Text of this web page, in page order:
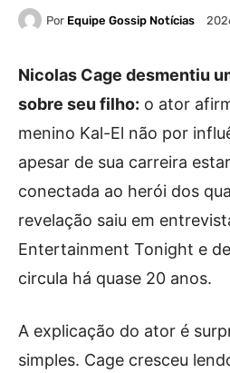
Por Equipe Gossip Notícias
Nicolas Cage desmentiu
sobre seu filho: o ator
menino Kal-El não por
apesar de sua carreira
conectada ao herói dos
revelação saiu em
Entertainment Tonight e
circula há quase 20 anos.
A explicação do ator é
simples. Cage cresceu